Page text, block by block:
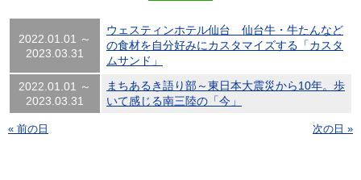
2022.01.01 ～
2023.03.31
ウェスティンホテル仙台 仙台牛・牛たんなど
の食材を自分好みにカスタマイズする「カスタ
ムサンド」
2022.01.01 ～
2023.03.31
まちあるき語り部～東日本大震災から10年。歩
いて感じる南三陸の「今」
« 前の日 次の日 »